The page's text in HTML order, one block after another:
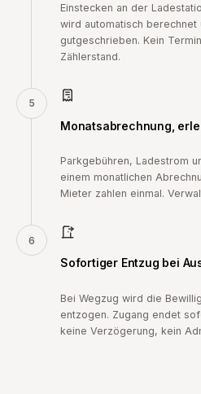
Einstecken an der
wird automatisch berechnet
gutgeschrieben. Kein
Zählerstand.
5
Monatsabrechnung,
Parkgebühren, Ladestrom
einem monatlichen
Mieter zahlen einmal.
6
Sofortiger Entzug bei
Bei Wegzug wird die
entzogen. Zugang endet
keine Verzögerung, kein